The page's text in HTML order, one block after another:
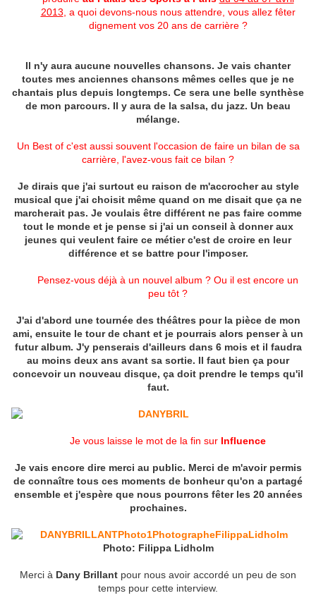
2013 , a quoi devons-nous nous attendre, vous allez fêter
dignement vos 20 ans de carrière ?
Il n'y aura aucune nouvelles chansons. Je vais chanter
toutes mes anciennes chansons mêmes celles que je ne
chantais plus depuis longtemps. Ce sera une belle synthèse
de mon parcours. Il y aura de la salsa, du jazz. Un beau
mélange.
Un Best of c'est aussi souvent l'occasion de faire un bilan de sa
carrière, l'avez-vous fait ce bilan ?
Je dirais que j'ai surtout eu raison de m'accrocher au style
musical que j'ai choisit même quand on me disait que ça ne
marcherait pas. Je voulais être différent ne pas faire comme
tout le monde et je pense si j'ai un conseil à donner aux
jeunes qui veulent faire ce métier c'est de croire en leur
différence et se battre pour l'imposer.
Pensez-vous déjà à un nouvel album ? Ou il est encore un
peu tôt ?
J'ai d'abord une tournée des théâtres pour la pièce de mon
ami, ensuite le tour de chant et je pourrais alors penser à un
futur album. J'y penserais d'ailleurs dans 6 mois et il faudra
au moins deux ans avant sa sortie. Il faut bien ça pour
concevoir un nouveau disque, ça doit prendre le temps qu'il
faut.
Je vous laisse le mot de la fin sur Influence
Je vais encore dire merci au public. Merci de m'avoir permis
de connaître tous ces moments de bonheur qu'on a partagé
ensemble et j'espère que nous pourrons fêter les 20 années
prochaines.
Photo: Filippa Lidholm
Merci à Dany Brillant pour nous avoir accordé un peu de son
temps pour cette interview.